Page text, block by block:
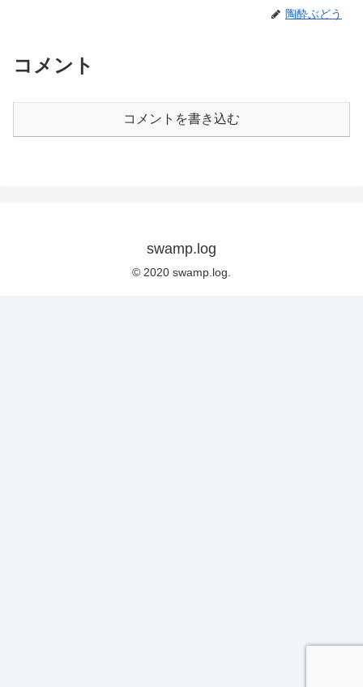
陶酔ぶどう
コメント
コメントを書き込む
swamp.log
© 2020 swamp.log.